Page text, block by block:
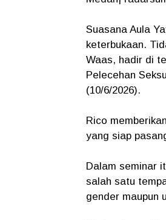
Suasana Aula
keterbukaan.
Waas, hadir di
Pelecehan
(10/6/2026).
Rico
yang siap
Dalam seminar
salah satu
gender maupun